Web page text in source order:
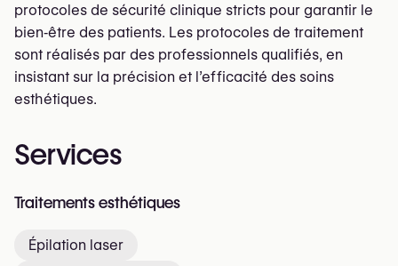
protocoles de sécurité clinique stricts pour garantir le
bien‑être des patients. Les protocoles de traitement
sont réalisés par des professionnels qualifiés, en
insistant sur la précision et l’efficacité des soins
esthétiques.
Services
Traitements esthétiques
Épilation laser